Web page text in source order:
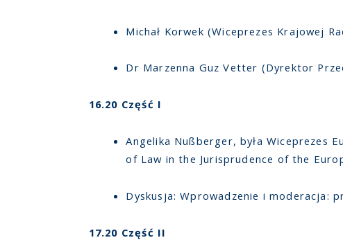
Michał Korwek (Wiceprezes Krajowej
Dr Marzenna Guz Vetter (Dyrektor
16.20 Część I
Angelika Nußberger, była Wiceprezes
of Law in the Jurisprudence of the
Dyskusja: Wprowadzenie i moderacja:
17.20 Część II